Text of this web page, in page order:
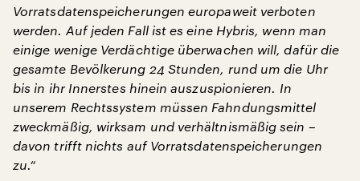
Vorratsdatenspeicherungen europaweit verboten
werden. Auf jeden Fall ist es eine Hybris, wenn man
einige wenige Verdächtige überwachen will, dafür die
gesamte Bevölkerung 24 Stunden, rund um die Uhr
bis in ihr Innerstes hinein auszuspionieren. In
unserem Rechtssystem müssen Fahndungsmittel
zweckmäßig, wirksam und verhältnismäßig sein –
davon trifft nichts auf Vorratsdatenspeicherungen
zu.“